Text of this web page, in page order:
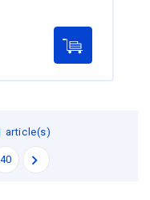
article(s)
40 